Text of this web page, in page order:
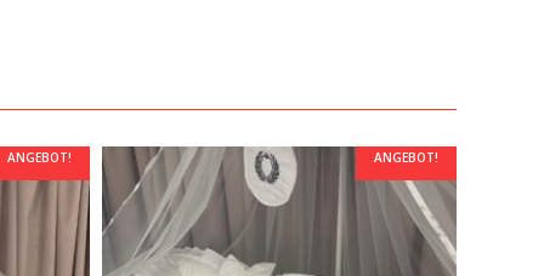
ANGEBOT! ANGEBOT!